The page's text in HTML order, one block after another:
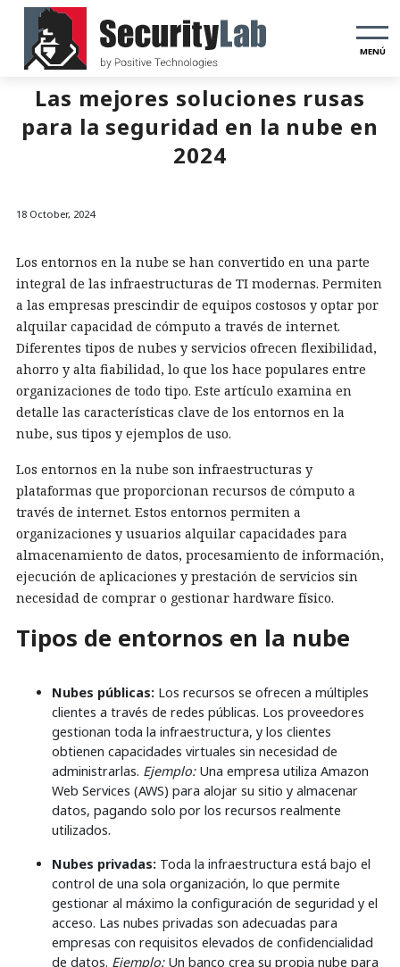
MENÚ
Las mejores soluciones rusas
para la seguridad en la nube en
2024
18 October, 2024
Los entornos en la nube se han convertido en una parte
integral de las infraestructuras de TI modernas. Permiten
a las empresas prescindir de equipos costosos y optar por
alquilar capacidad de cómputo a través de internet.
Diferentes tipos de nubes y servicios ofrecen flexibilidad,
ahorro y alta fiabilidad, lo que los hace populares entre
organizaciones de todo tipo. Este artículo examina en
detalle las características clave de los entornos en la
nube, sus tipos y ejemplos de uso.
Los entornos en la nube son infraestructuras y
plataformas que proporcionan recursos de cómputo a
través de internet. Estos entornos permiten a
organizaciones y usuarios alquilar capacidades para
almacenamiento de datos, procesamiento de información,
ejecución de aplicaciones y prestación de servicios sin
necesidad de comprar o gestionar hardware físico.
Tipos de entornos en la nube
Nubes públicas: Los recursos se ofrecen a múltiples
clientes a través de redes públicas. Los proveedores
gestionan toda la infraestructura, y los clientes
obtienen capacidades virtuales sin necesidad de
administrarlas. Ejemplo:Una empresa utiliza Amazon
Web Services (AWS) para alojar su sitio y almacenar
datos, pagando solo por los recursos realmente
utilizados.
Nubes privadas: Toda la infraestructura está bajo el
control de una sola organización, lo que permite
gestionar al máximo la configuración de seguridad y el
acceso. Las nubes privadas son adecuadas para
empresas con requisitos elevados de confidencialidad
de datos. Ejemplo:Un banco crea su propia nube para